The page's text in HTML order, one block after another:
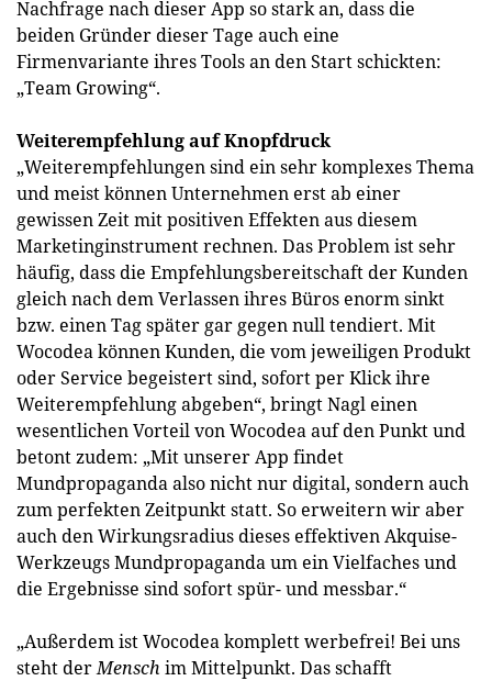
Nachfrage nach dieser App so stark an, dass die
beiden Gründer dieser Tage auch eine
Firmenvariante ihres Tools an den Start schickten:
„Team Growing“.
Weiterempfehlung auf Knopfdruck
„Weiterempfehlungen sind ein sehr komplexes Thema
und meist können Unternehmen erst ab einer
gewissen Zeit mit positiven Effekten aus diesem
Marketinginstrument rechnen. Das Problem ist sehr
häufig, dass die Empfehlungsbereitschaft der Kunden
gleich nach dem Verlassen ihres Büros enorm sinkt
bzw. einen Tag später gar gegen null tendiert. Mit
Wocodea können Kunden, die vom jeweiligen Produkt
oder Service begeistert sind, sofort per Klick ihre
Weiterempfehlung abgeben“, bringt Nagl einen
wesentlichen Vorteil von Wocodea auf den Punkt und
betont zudem: „Mit unserer App findet
Mundpropaganda also nicht nur digital, sondern auch
zum perfekten Zeitpunkt statt. So erweitern wir aber
auch den Wirkungsradius dieses effektiven Akquise-
Werkzeugs Mundpropaganda um ein Vielfaches und
die Ergebnisse sind sofort spür- und messbar.“
„Außerdem ist Wocodea komplett werbefrei! Bei uns
steht derMensch im Mittelpunkt. Das schafft